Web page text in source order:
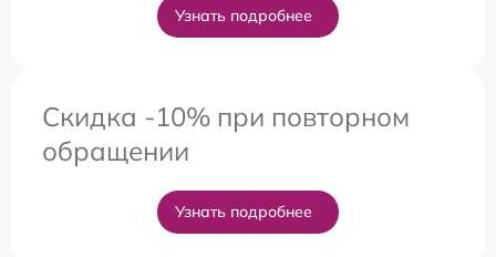
Узнать подробнее
Скидка -10% при повторном
обращении
Узнать подробнее